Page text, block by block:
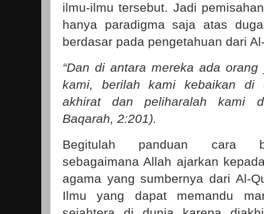
ilmu-ilmu tersebut. Jadi
hanya paradigma saja atas
berdasar pada pengetahuan dari
“Dan di antara mereka ada
kami, berilah kami kebaikan di
akhirat dan peliharalah kami
Baqarah, 2:201).
Begitulah panduan cara
sebagaimana Allah ajarkan
agama yang sumbernya dari Al-
Ilmu yang dapat memandu